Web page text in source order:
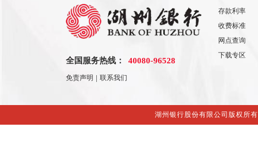
全国服务热线： 40080-96528
免责声明 | 联系我们
存款利率
收费标准
网点查询
下载专区
湖州银行股份有限公司版权所有